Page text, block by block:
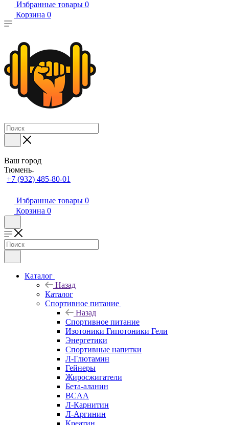
Избранные товары 0
Корзина 0
Ваш город
Тюмень
+7 (932) 485-80-01
Избранные товары 0
Корзина 0
Каталог
Назад
Каталог
Спортивное питание
Назад
Спортивное питание
Изотоники Гипотоники Гели
Энергетики
Спортивные напитки
Л-Глютамин
Гейнеры
Жиросжигатели
Бета-аланин
BCAA
Л-Карнитин
Л-Аргинин
Креатин